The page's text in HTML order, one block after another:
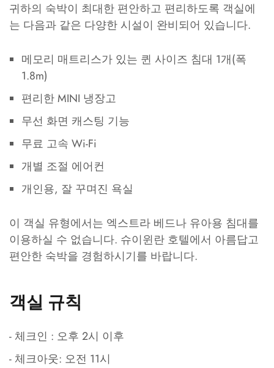
귀하의 숙박이 최대한 편안하고 편리하도록 객실에
는 다음과 같은 다양한 시설이 완비되어 있습니다.
메모리 매트리스가 있는 퀸 사이즈 침대 1개(폭
1.8m)
편리한 MINI 냉장고
무선 화면 캐스팅 기능
무료 고속 Wi-Fi
개별 조절 에어컨
개인용, 잘 꾸며진 욕실
이 객실 유형에서는 엑스트라 베드나 유아용 침대를
이용하실 수 없습니다. 슈이윈란 호텔에서 아름답고
편안한 숙박을 경험하시기를 바랍니다.
객실 규칙
- 체크인 : 오후 2시 이후
- 체크아웃: 오전 11시